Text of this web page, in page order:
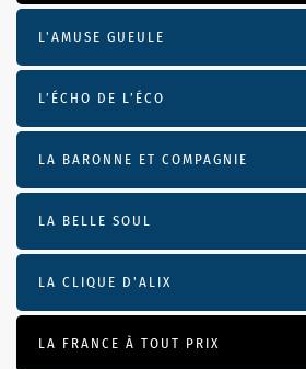
L'AMUSE GUEULE
L’ÉCHO DE L’ÉCO
LA BARONNE ET COMPAGNIE
LA BELLE SOUL
LA CLIQUE D'ALIX
LA FRANCE À TOUT PRIX